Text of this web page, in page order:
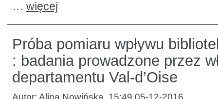
… więcej
Próba pomiaru wpływu
: badania prowadzone przez
departamentu Val-d’Oise
Autor: Alina Nowińska 15:49 05-12-2016